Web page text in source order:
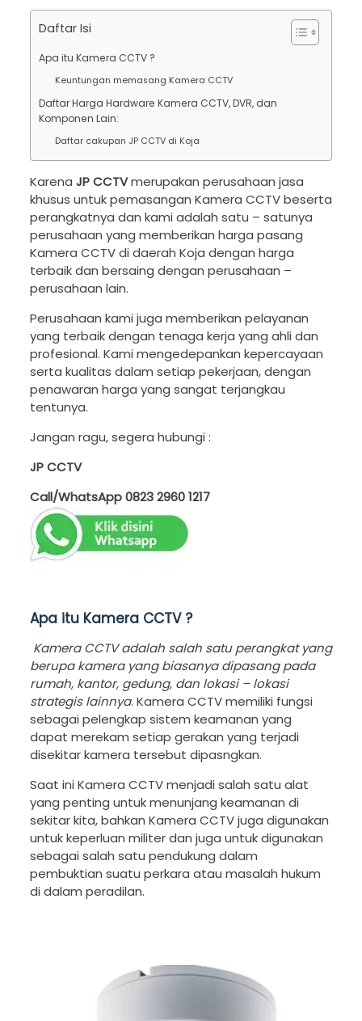
Daftar Isi
Apa itu Kamera CCTV ?
Keuntungan memasang Kamera CCTV
Daftar Harga Hardware Kamera CCTV, DVR, dan
Komponen Lain:
Daftar cakupan JP CCTV di Koja
Karena JP CCTVmerupakan perusahaan jasa
khusus untuk pemasangan Kamera CCTV beserta
perangkatnya dan kami adalah satu – satunya
perusahaan yang memberikan harga pasang
Kamera CCTV di daerah Koja dengan harga
terbaik dan bersaing dengan perusahaan –
perusahaan lain.
Perusahaan kami juga memberikan pelayanan
yang terbaik dengan tenaga kerja yang ahli dan
profesional. Kami mengedepankan kepercayaan
serta kualitas dalam setiap pekerjaan, dengan
penawaran harga yang sangat terjangkau
tentunya.
Jangan ragu, segera hubungi :
JP CCTV
Call/WhatsApp0823 2960 1217
Apa itu Kamera CCTV ?
Kamera CCTV adalah salah satu perangkat yang
berupa kamera yang biasanya dipasang pada
rumah, kantor, gedung, dan lokasi – lokasi
strategis lainnya. Kamera CCTV memiliki fungsi
sebagai pelengkap sistem keamanan yang
dapat merekam setiap gerakan yang terjadi
disekitar kamera tersebut dipasngkan.
Saat ini Kamera CCTV menjadi salah satu alat
yang penting untuk menunjang keamanan di
sekitar kita, bahkan Kamera CCTV juga digunakan
untuk keperluan militer dan juga untuk digunakan
sebagai salah satu pendukung dalam
pembuktian suatu perkara atau masalah hukum
di dalam peradilan.